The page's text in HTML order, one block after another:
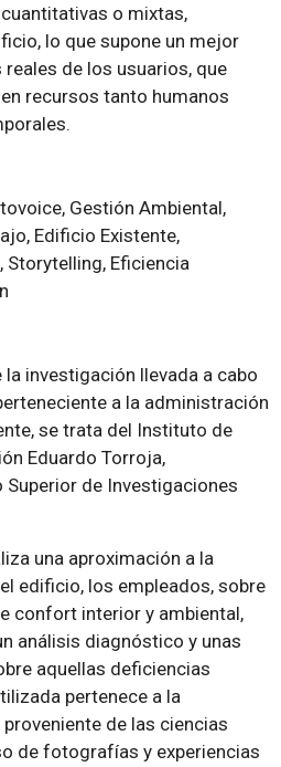
o mixtas,
lo que supone un mejor
de los usuarios, que
recursos tanto humanos
Gestión Ambiental,
Edificio Existente,
Storytelling, Eficiencia
investigación llevada a cabo
a la administración
se trata del Instituto de
Eduardo Torroja,
de Investigaciones
una aproximación a la
edificio, los empleados, sobre
confort interior y ambiental,
análisis diagnóstico y unas
aquellas deficiencias
pertenece a la
de las ciencias
de fotografías y experiencias